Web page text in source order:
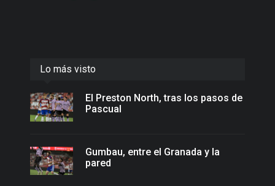
Lo más visto
El Preston North, tras los pasos de
Pascual
Gumbau, entre el Granada y la
pared